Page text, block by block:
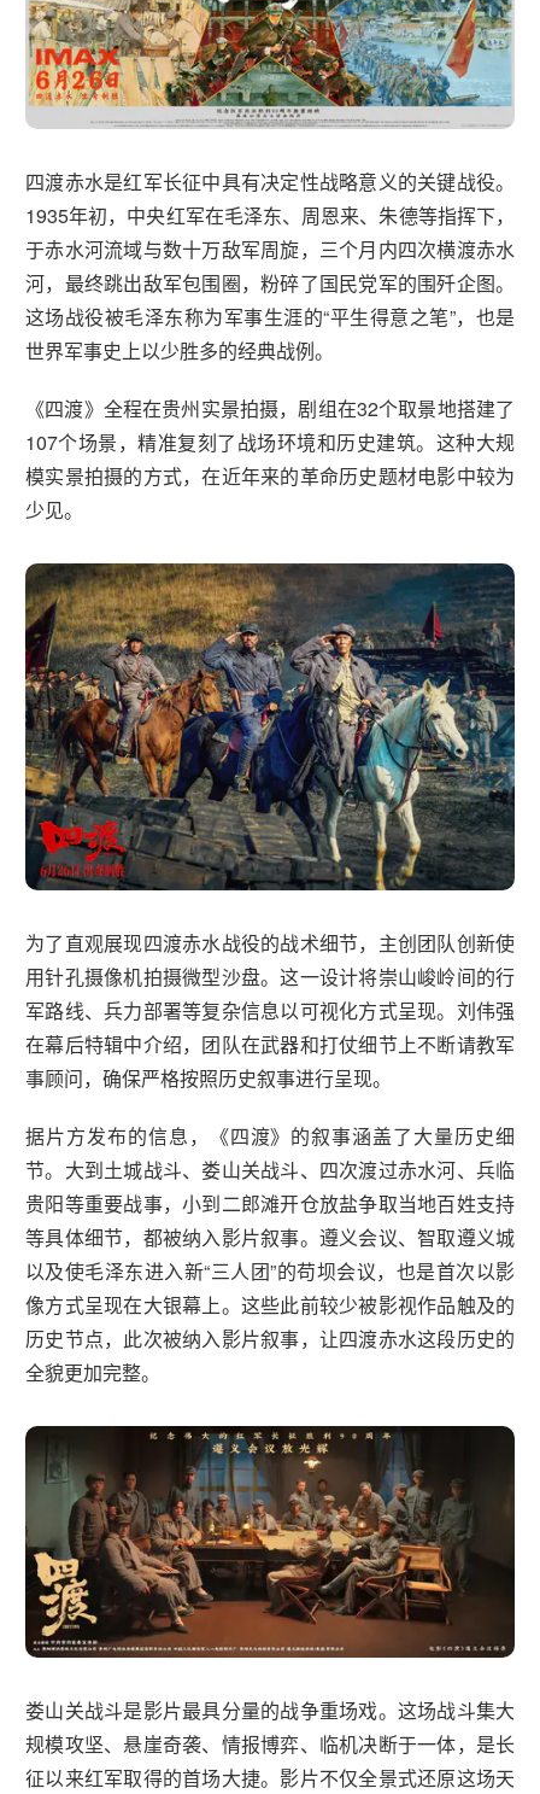
四渡赤水是红军长征中具有决定性战略意义的关键战役。
1935年初，中央红军在毛泽东、周恩来、朱德等指挥下，
于赤水河流域与数十万敌军周旋，三个月内四次横渡赤水
河，最终跳出敌军包围圈，粉碎了国民党军的围歼企图。
这场战役被毛泽东称为军事生涯的“平生得意之笔”，也是
世界军事史上以少胜多的经典战例。
《四渡》全程在贵州实景拍摄，剧组在32个取景地搭建了
107个场景，精准复刻了战场环境和历史建筑。这种大规
模实景拍摄的方式，在近年来的革命历史题材电影中较为
少见。
为了直观展现四渡赤水战役的战术细节，主创团队创新使
用针孔摄像机拍摄微型沙盘。这一设计将崇山峻岭间的行
军路线、兵力部署等复杂信息以可视化方式呈现。刘伟强
在幕后特辑中介绍，团队在武器和打仗细节上不断请教军
事顾问，确保严格按照历史叙事进行呈现。
据片方发布的信息，《四渡》的叙事涵盖了大量历史细
节。大到土城战斗、娄山关战斗、四次渡过赤水河、兵临
贵阳等重要战事，小到二郎滩开仓放盐争取当地百姓支持
等具体细节，都被纳入影片叙事。遵义会议、智取遵义城
以及使毛泽东进入新“三人团”的苟坝会议，也是首次以影
像方式呈现在大银幕上。这些此前较少被影视作品触及的
历史节点，此次被纳入影片叙事，让四渡赤水这段历史的
全貌更加完整。
娄山关战斗是影片最具分量的战争重场戏。这场战斗集大
规模攻坚、悬崖奇袭、情报博弈、临机决断于一体，是长
征以来红军取得的首场大捷。影片不仅全景式还原这场天